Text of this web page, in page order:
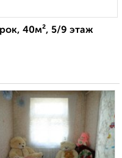
40м², 5/9 этаж